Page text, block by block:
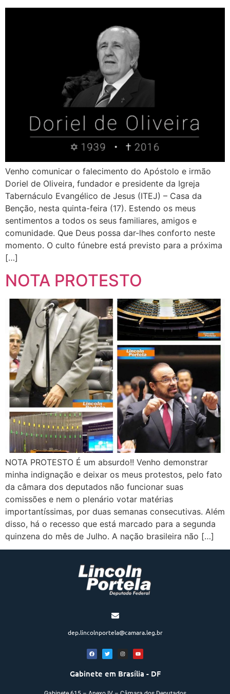
Venho comunicar o falecimento do Apóstolo e irmão
Doriel de Oliveira, fundador e presidente da Igreja
Tabernáculo Evangélico de Jesus (ITEJ) – Casa da
Benção, nesta quinta-feira (17). Estendo os meus
sentimentos a todos os seus familiares, amigos e
comunidade. Que Deus possa dar-lhes conforto neste
momento. O culto fúnebre está previsto para a próxima
[…]
NOTA PROTESTO
NOTA PROTESTO É um absurdo!! Venho demonstrar
minha indignação e deixar os meus protestos, pelo fato
da câmara dos deputados não funcionar suas
comissões e nem o plenário votar matérias
importantíssimas, por duas semanas consecutivas. Além
disso, há o recesso que está marcado para a segunda
quinzena do mês de Julho. A nação brasileira não […]
dep.lincolnportela@camara.leg.br
Gabinete em Brasília - DF